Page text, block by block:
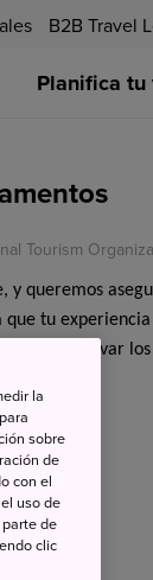
B2B Travel
Planifica tu
Tourism
y queremos
tu
es cómo llevar
la
sobre
de
con el
uso de
de
clic